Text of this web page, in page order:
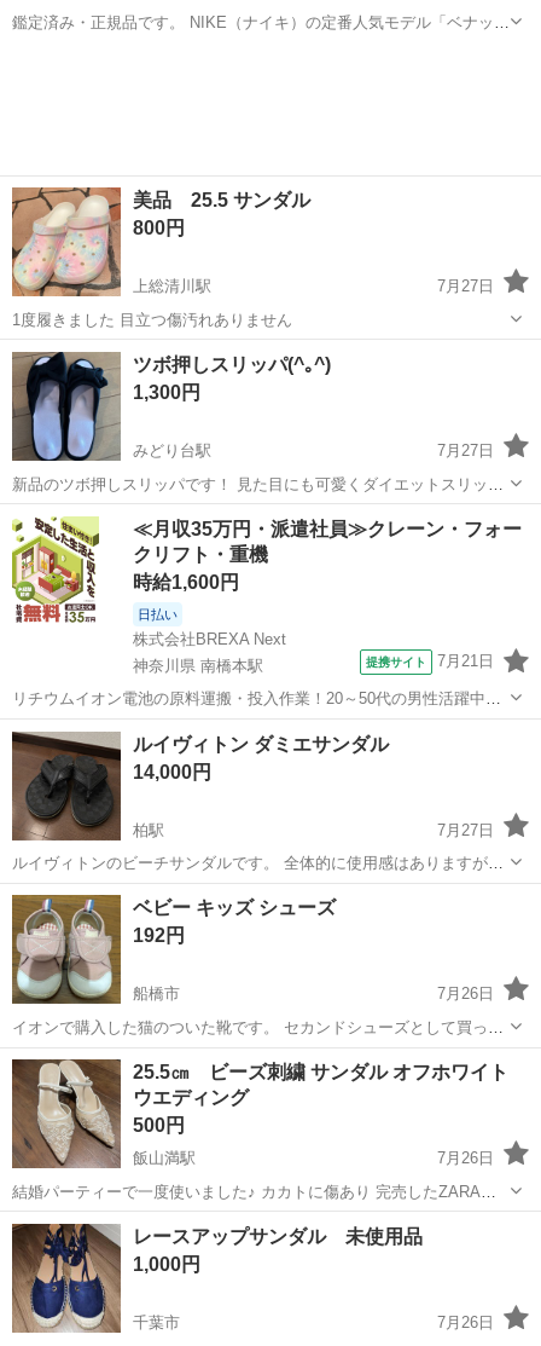
鑑定済み・正規品です。 NIKE（ナイキ）の定番人気モデル「ベナッシ
美品 25.5 サンダル
800円
上総清川駅
7月27日
1度履きました 目立つ傷汚れありません
千葉 木更津市 上総清川駅
ツボ押しスリッパ(^｡^)
1,300円
みどり台駅
7月27日
新品のツボ押しスリッパです！ 見た目にも可愛くダイエットスリッパ
なら嬉しいですよね🎵 履くだけなので楽ちんです！
千葉 千葉市 みどり台駅 靴 ツボ
≪月収35万円・派遣社員≫クレーン・フォー
クリフト・重機
時給1,600円
日払い
株式会社BREXA Next
神奈川県 南橋本駅
提携サイト 7月21日
リチウムイオン電池の原料運搬・投入作業！20～50代の男性活躍中★
ワンルーム寮完備！赴任旅費会社負担！年間休日130日★フォークリフ
ト免許お持ちの方、活躍中！就業先食堂利用可★《神奈川県相模原
市》 人気の工場のお仕事 ◇電...
神奈川 相模原市 南橋本駅 その他
ルイヴィトン ダミエサンダル
14,000円
柏駅
7月27日
ルイヴィトンのビーチサンダルです。 全体的に使用感はありますが、
まだ問題なくご使用いただけます。 ソールや鼻緒部分など状態は写真
にてご確認ください。 サイズ 26.5cm * カラー：ブラック * デザイ
ン：ダミエ柄 * ...
千葉 柏市 柏駅 靴
ベビー キッズ シューズ
192円
船橋市
7月26日
イオンで購入した猫のついた靴です。 セカンドシューズとして買って
いたので そこまで使用頻度は高くないです。 ただ子供の使っていたも
のなので 汚れなど気になる方はご遠慮ください。 サイズ13.0センチで
履かせる時にガバッと...
千葉 船橋市 シューズ
25.5㎝ ビーズ刺繍 サンダル オフホワイト
ウエディング
500円
飯山満駅
7月26日
結婚パーティーで一度使いました♪ カカトに傷あり 完売したZARAの
刺繍入りメッシュスリングバックスタイルと同じ型のパンプスです。
芝山自宅手渡し 来ていただける方のみ
千葉 船橋市 靴
レースアップサンダル 未使用品
1,000円
千葉市 7月26日